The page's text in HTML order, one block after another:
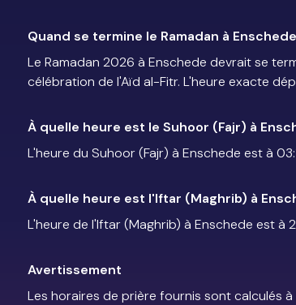
Quand se termine le Ramadan à
Le Ramadan 2026 à Enschede devrait se
célébration de l'Aïd al-Fitr. L'heure exacte
À quelle heure est le Suhoor (Fajr) à
L'heure du Suhoor (Fajr) à Enschede est à
À quelle heure est l'Iftar (Maghrib) à
L'heure de l'Iftar (Maghrib) à Enschede est à
Avertissement
Les horaires de prière fournis sont calculés